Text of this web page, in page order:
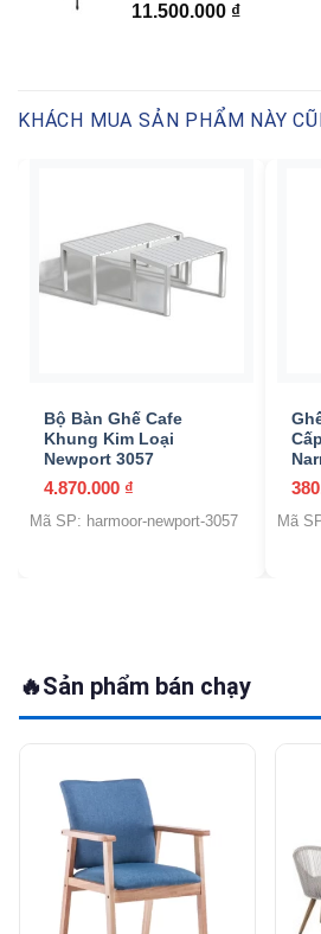
11.500.000 ₫
KHÁCH MUA SẢN PHẨM NÀY
Bộ Bàn Ghế Cafe
Khung Kim Loại
Newport 3057
4.870.000 ₫
Mã SP: harmoor-newport-3057 Mã
🔥Sản phẩm bán chạy